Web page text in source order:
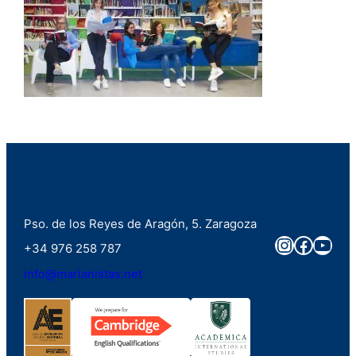
Pso. de los Reyes de Aragón, 5. Zaragoza
+34 976 258 787
info@marianistas.net